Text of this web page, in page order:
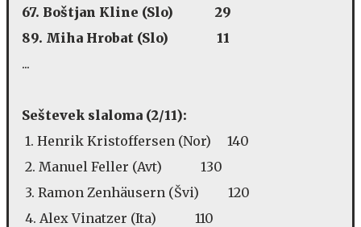
67. Boštjan Kline (Slo) 29
89. Miha Hrobat (Slo) 11
...
Seštevek slaloma (2/11):
1. Henrik Kristoffersen (Nor) 140
2. Manuel Feller (Avt) 130
3. Ramon Zenhäusern (Švi) 120
4. Alex Vinatzer (Ita) 110